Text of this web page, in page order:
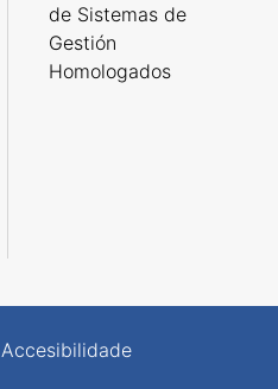
de Sistemas de
Gestión
Homologados
Accesibilidade